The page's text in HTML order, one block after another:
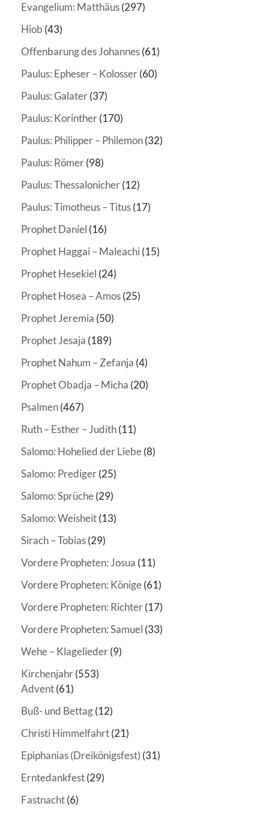
Evangelium: Matthäus(297)
Hiob (43)
Offenbarung des Johannes(61)
Paulus: Epheser – Kolosser(60)
Paulus: Galater(37)
Paulus: Korinther(170)
Paulus: Philipper – Philemon(32)
Paulus: Römer(98)
Paulus: Thessalonicher(12)
Paulus: Timotheus – Titus(17)
Prophet Daniel (16)
Prophet Haggai – Maleachi (15)
Prophet Hesekiel (24)
Prophet Hosea – Amos(25)
Prophet Jeremia (50)
Prophet Jesaja (189)
Prophet Nahum – Zefanja (4)
Prophet Obadja – Micha (20)
Psalmen(467)
Ruth – Esther – Judith(11)
Salomo: Hohelied der Liebe(8)
Salomo: Prediger(25)
Salomo: Sprüche(29)
Salomo: Weisheit(13)
Sirach – Tobias(29)
Vordere Propheten: Josua (11)
Vordere Propheten: Könige(61)
Vordere Propheten: Richter(17)
Vordere Propheten: Samuel (33)
Wehe – Klagelieder(9)
Kirchenjahr(553)
Advent(61)
Buß- und Bettag(12)
Christi Himmelfahrt(21)
Epiphanias (Dreikönigsfest) (31)
Erntedankfest(29)
Fastnacht(6)